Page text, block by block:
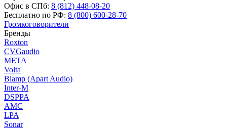
Офис в СПб: 8 (812) 448-08-20
Бесплатно по РФ: 8 (800) 600-28-70
Громкоговорители
Бренды
Roxton
CVGaudio
МЕТА
Volta
Biamp (Apart Audio)
Inter-M
DSPPA
AMC
LPA
Sonar